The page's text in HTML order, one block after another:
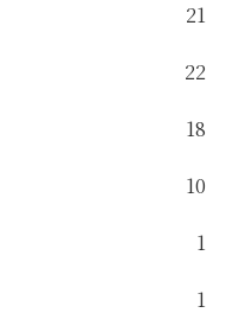
21
22
18
10
1
1